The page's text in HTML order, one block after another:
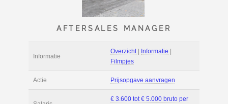
AFTERSALES